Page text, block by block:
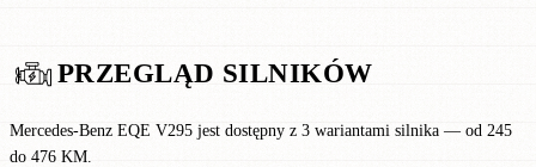
PRZEGLĄD SILNIKÓW
Mercedes-Benz EQE V295 jest dostępny z 3 wariantami silnika — od 245
do 476 KM.